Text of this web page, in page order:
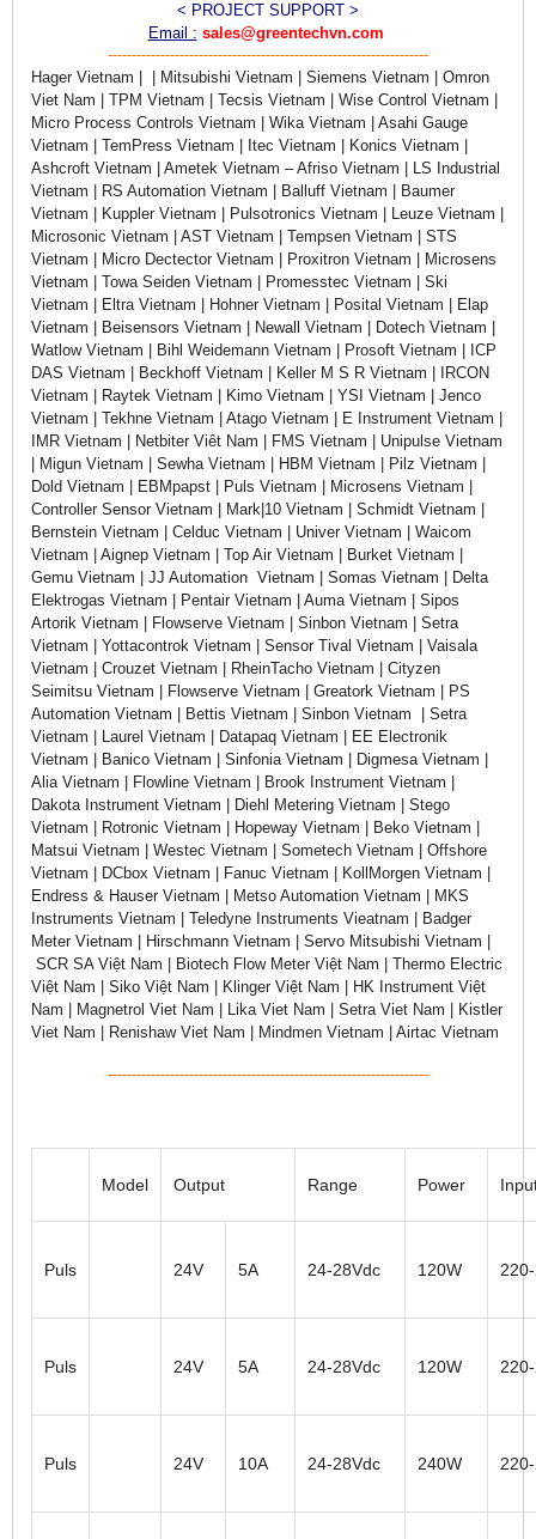
< PROJECT SUPPORT >
Email : sales@greentechvn.com
-------------------------------------------------------------------
Hager Vietnam | | Mitsubishi Vietnam | Siemens Vietnam | Omron
Viet Nam | TPM Vietnam | Tecsis Vietnam | Wise Control Vietnam |
Micro Process Controls Vietnam | Wika Vietnam | Asahi Gauge
Vietnam | TemPress Vietnam | Itec Vietnam | Konics Vietnam |
Ashcroft Vietnam | Ametek Vietnam – Afriso Vietnam | LS Industrial
Vietnam | RS Automation Vietnam | Balluff Vietnam | Baumer
Vietnam | Kuppler Vietnam | Pulsotronics Vietnam | Leuze Vietnam |
Microsonic Vietnam | AST Vietnam | Tempsen Vietnam | STS
Vietnam | Micro Dectector Vietnam | Proxitron Vietnam | Microsens
Vietnam | Towa Seiden Vietnam | Promesstec Vietnam | Ski
Vietnam | Eltra Vietnam | Hohner Vietnam | Posital Vietnam | Elap
Vietnam | Beisensors Vietnam | Newall Vietnam | Dotech Vietnam |
Watlow Vietnam | Bihl Weidemann Vietnam | Prosoft Vietnam | ICP
DAS Vietnam | Beckhoff Vietnam | Keller M S R Vietnam | IRCON
Vietnam | Raytek Vietnam | Kimo Vietnam | YSI Vietnam | Jenco
Vietnam | Tekhne Vietnam | Atago Vietnam | E Instrument Vietnam |
IMR Vietnam | Netbiter Viêt Nam | FMS Vietnam | Unipulse Vietnam
| Migun Vietnam | Sewha Vietnam | HBM Vietnam | Pilz Vietnam |
Dold Vietnam | EBMpapst | Puls Vietnam | Microsens Vietnam |
Controller Sensor Vietnam | Mark|10 Vietnam | Schmidt Vietnam |
Bernstein Vietnam | Celduc Vietnam | Univer Vietnam | Waicom
Vietnam | Aignep Vietnam | Top Air Vietnam | Burket Vietnam |
Gemu Vietnam | JJ Automation Vietnam | Somas Vietnam | Delta
Elektrogas Vietnam | Pentair Vietnam | Auma Vietnam | Sipos
Artorik Vietnam | Flowserve Vietnam | Sinbon Vietnam | Setra
Vietnam | Yottacontrok Vietnam | Sensor Tival Vietnam | Vaisala
Vietnam | Crouzet Vietnam | RheinTacho Vietnam | Cityzen
Seimitsu Vietnam | Flowserve Vietnam | Greatork Vietnam | PS
Automation Vietnam | Bettis Vietnam | Sinbon Vietnam | Setra
Vietnam | Laurel Vietnam | Datapaq Vietnam | EE Electronik
Vietnam | Banico Vietnam | Sinfonia Vietnam | Digmesa Vietnam |
Alia Vietnam | Flowline Vietnam | Brook Instrument Vietnam |
Dakota Instrument Vietnam | Diehl Metering Vietnam | Stego
Vietnam | Rotronic Vietnam | Hopeway Vietnam | Beko Vietnam |
Matsui Vietnam | Westec Vietnam | Sometech Vietnam | Offshore
Vietnam | DCbox Vietnam | Fanuc Vietnam | KollMorgen Vietnam |
Endress & Hauser Vietnam | Metso Automation Vietnam | MKS
Instruments Vietnam | Teledyne Instruments Vieatnam | Badger
Meter Vietnam | Hirschmann Vietnam | Servo Mitsubishi Vietnam |
SCR SA Việt Nam | Biotech Flow Meter Việt Nam | Thermo Electric
Việt Nam | Siko Việt Nam | Klinger Việt Nam | HK Instrument Việt
Nam | Magnetrol Viet Nam | Lika Viet Nam | Setra Viet Nam | Kistler
Viet Nam | Renishaw Viet Nam | Mindmen Vietnam | Airtac Vietnam
-------------------------------------------------------------------
Model Output Range Power
Puls 24V 5A 24-28Vdc 120W
Puls 24V 5A 24-28Vdc 120W
Puls 24V 10A 24-28Vdc 240W